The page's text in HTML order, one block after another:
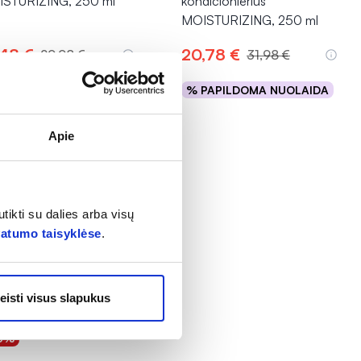
Apie
su dalies arba visų
taisyklėse.
visus slapukus
€ 29,98 €
NUOLAIDA
MOISTURIZING, 250 ml
20,78 € 31,98 €
% PAPILDOMA NUOLAIDA
Į krepšelį